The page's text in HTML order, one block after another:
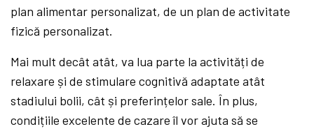
plan alimentar personalizat, de un plan de activitate
fizică personalizat.
Mai mult decât atât, va lua parte la activități de
relaxare și de stimulare cognitivă adaptate atât
stadiului bolii, cât și preferințelor sale. În plus,
condițiile excelente de cazare îl vor ajuta să se